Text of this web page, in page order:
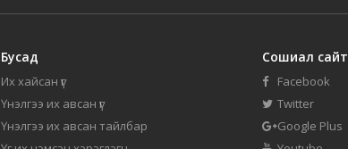
Бусад
Их хайсан үг
Үнэлгээ их авсан үг
Үнэлгээ их авсан тайлбар
Сошиал сайт
Facebook
Twitter
Google Plus